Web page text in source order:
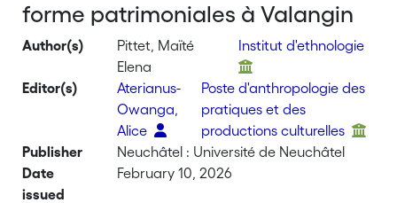
forme patrimoniales à Valangin
Author(s)
Pittet, Maïté
Elena
Institut d'ethnologie
Editor(s)
Aterianus-
Owanga,
Alice
Poste d'anthropologie des
pratiques et des
productions culturelles
Publisher
Neuchâtel : Université de Neuchâtel
Date
issued
February 10, 2026